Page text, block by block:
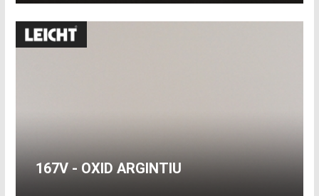
167V - OXID ARGINTIU